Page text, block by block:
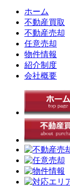
ホーム
不動産買取
不動産売却
任意売却
物件情報
紹介制度
会社概要